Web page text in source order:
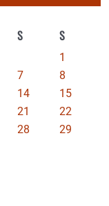
S S
1
7
8
14
15
21
22
28
29